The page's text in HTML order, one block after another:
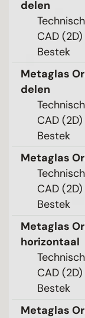
delen
CAD (2D)
Bestek
Metaglas
delen
CAD (2D)
Bestek
Metaglas
CAD (2D)
Bestek
Metaglas
horizontaal
CAD (2D)
Bestek
Metaglas